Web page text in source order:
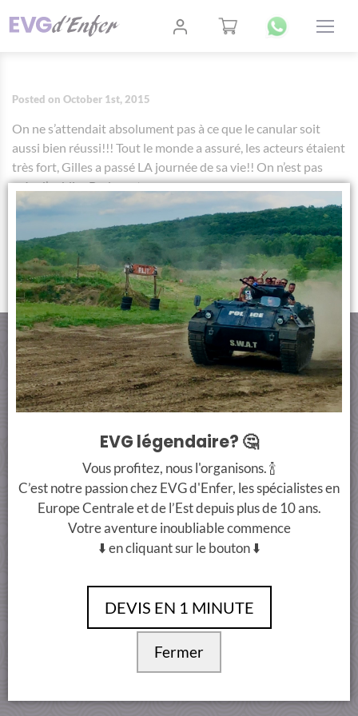
Posted on October 1st, 2015
On ne s’attendait absolument pas à ce que le canular soit
aussi bien réussi!!! Tout le monde a assuré, les acteurs étaient
très fort, Gilles a passé LA journée de sa vie!! On n’est pas
près d’oublier Budapest…
AUTHOR:TITANILLA SZIKRAI
CONTACT
+33 7 66 38 90 00
Conditions Générales
PAIMENT SÉCURISÉ
EVG légendaire? 🤔
Vous profitez, nous l'organisons. 🍾
C’est notre passion chez EVG d'Enfer, les spécialistes en
Europe Centrale et de l’Est depuis plus de 10 ans.
Votre aventure inoubliable commence
⬇️ en cliquant sur le bouton ⬇️
DEVIS EN 1 MINUTE
Fermer